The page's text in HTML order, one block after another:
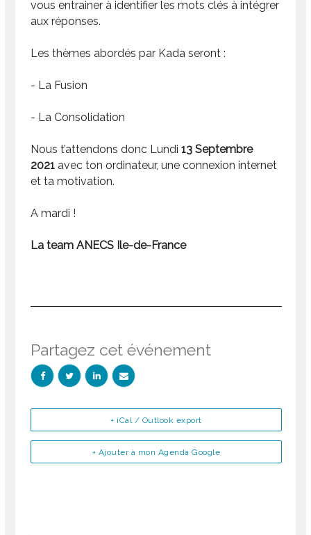
vous entrainer à identifier les mots clés à intégrer
aux réponses.
Les thèmes abordés par Kada seront :
- La Fusion
- La Consolidation
Nous t’attendons donc Lundi13 Septembre
2021 avec ton ordinateur, une connexion internet
et ta motivation.
A mardi !
La team ANECS Ile-de-France
Partagez cet événement
+ Ajouter à mon Agenda Google
+ iCal / Outlook export